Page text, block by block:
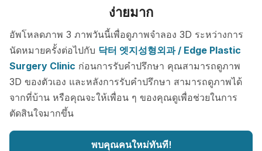
ง่ายมาก
อัพโหลดภาพ 3 ภาพวันนี้เพื่อดูภาพจำลอง 3D ระหว่างการ
นัดหมายครั้งต่อไปกับ 닥터 엣지성형외과 / Edge Plastic
Surgery Clinic ก่อนการรับคำปรึกษา คุณสามารถดูภาพ
3D ของตัวเอง และหลังการรับคำปรึกษา สามารถดูภาพได้
จากที่บ้าน หรือคุณจะให้เพื่อน ๆ ของคุณดูเพื่อช่วยในการ
ตัดสินใจมากขึ้น
พบคุณคนใหม่ทันที!